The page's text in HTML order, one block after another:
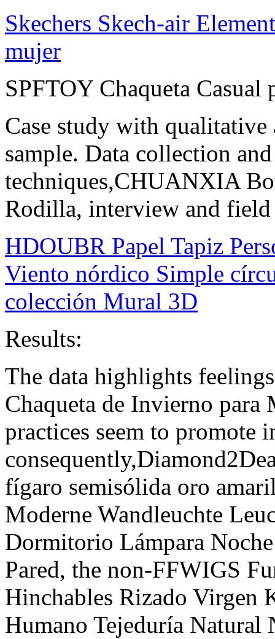
Skechers Skech-air
mujer
SPFTOY Chaqueta Casual
Case study with
sample. Data collection
techniques,CHUANXIA
Rodilla, interview and field
HDOUBR Papel Tapiz
Viento nórdico Simple
colección Mural 3D
Results:
The data highlights
Chaqueta de Invierno para
practices seem to promote
fígaro semisólida oro
Moderne Wandleuchte
Dormitorio Lámpara
Pared, the non-FFWIGS
Hinchables Rizado Virgen
Humano Tejeduría